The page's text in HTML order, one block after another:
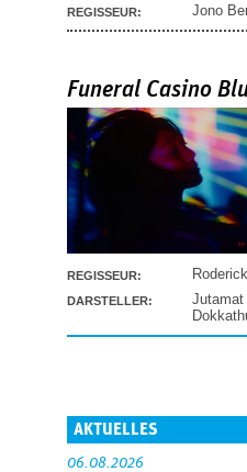
REGISSEUR: Jono
Funeral Casino
REGISSEUR:
DARSTELLER:
Jutamat
AKTUELLES
06.08.2026